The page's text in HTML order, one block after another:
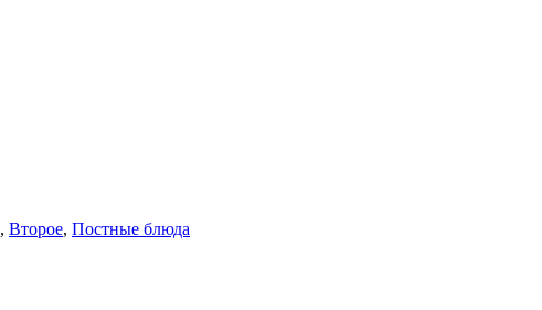
, Второе, Постные блюда